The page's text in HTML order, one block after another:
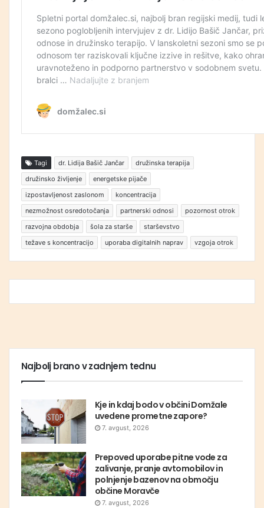
Tagi dr. Lidija Bašič Jančar
družinska terapija
družinsko življenje
energetske pijače
izpostavljenost zaslonom
koncentracija
nezmožnost osredotočanja
partnerski odnosi
pozornost otrok
razvojna obdobja
šola za starše
starševstvo
težave s koncentracijo
uporaba digitalnih naprav vzgoja otrok
Najbolj brano v zadnjem tednu
Kje in kdaj bodo v občini Domžale
uvedene prometne zapore?
7. avgust, 2026
Prepoved uporabe pitne vode za
zalivanje, pranje avtomobilov in
polnjenje bazenov na območju
občine Moravče
7. avgust, 2026